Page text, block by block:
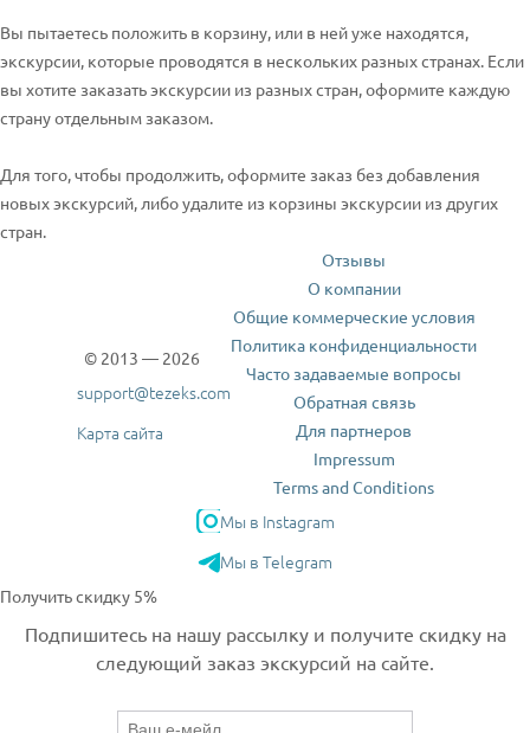
Вы пытаетесь положить в корзину, или в ней уже находятся,
экскурсии, которые проводятся в нескольких разных странах. Если
вы хотите заказать экскурсии из разных стран, оформите каждую
страну отдельным заказом.
Для того, чтобы продолжить, оформите заказ без добавления
новых экскурсий, либо удалите из корзины экскурсии из других
стран.
© 2013 — 2026
support@tezeks.com
Карта сайта
Отзывы
О компании
Общие коммерческие условия
Политика конфиденциальности
Часто задаваемые вопросы
Обратная связь
Для партнеров
Impressum
Terms and Conditions
Мы в Instagram
Мы в Telegram
Получить скидку 5%
Подпишитесь на нашу рассылку и получите скидку на
следующий заказ экскурсий на сайте.